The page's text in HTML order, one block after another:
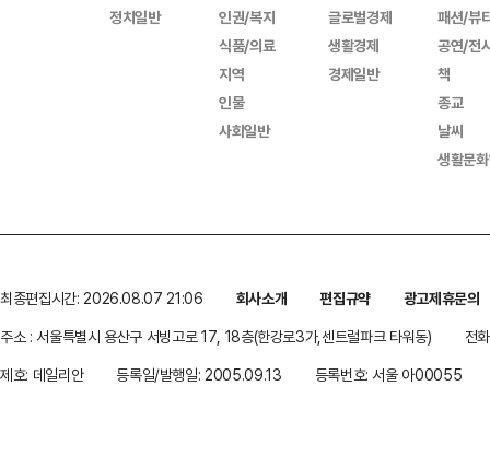
정치일반
인권/복지
식품/의료
지역
인물
사회일반
글로벌경제
생활경제
경제일반
패션/뷰
공연/전
책
종교
날씨
생활문
최종편집시간: 2026.08.07 21:06 회사소개 편집규약
광고제휴문의
주소 : 서울특별시 용산구 서빙고로 17, 18층(한강로3가,센트럴파크 타워동)
전
제호: 데일리안
등록일/발행일: 2005.09.13 등록번호: 서울 아00055